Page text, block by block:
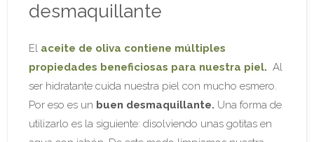
desmaquillante
El aceite de oliva contiene múltiples
propiedades beneficiosas para nuestra piel. Al
ser hidratante cuida nuestra piel con mucho esmero.
Por eso es un buen desmaquillante. Una forma de
utilizarlo es la siguiente: disolviendo unas gotitas en